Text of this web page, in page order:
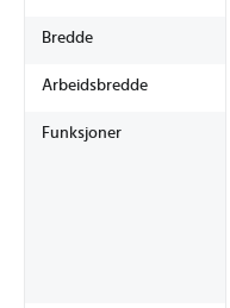
Bredde
Arbeidsbredde
Funksjoner